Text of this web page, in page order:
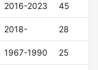
2016-2023 45
2018- 28
1967-1990 25